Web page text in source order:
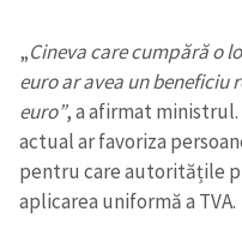
„Cineva care cumpără o
euro ar avea un beneficiu
euro”, a afirmat
actual ar favoriza
pentru care autoritățile
aplicarea uniformă a TVA.